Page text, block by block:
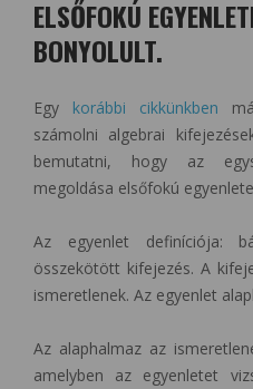
ELSŐFOKÚ
BONYOLULT.
Egy korábbi cikkünkben
számolni algebrai
bemutatni, hogy az
megoldása elsőfokú
Az egyenlet definíciója:
összekötött kifejezés. A
ismeretlenek. Az egyenlet
Az alaphalmaz az
amelyben az egyenletet